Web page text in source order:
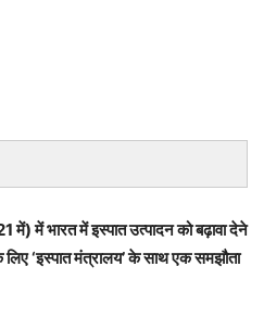
में भारत में इस्पात उत्पादन को बढ़ावा देने
‘इस्पात मंत्रालय’ के साथ एक समझौता